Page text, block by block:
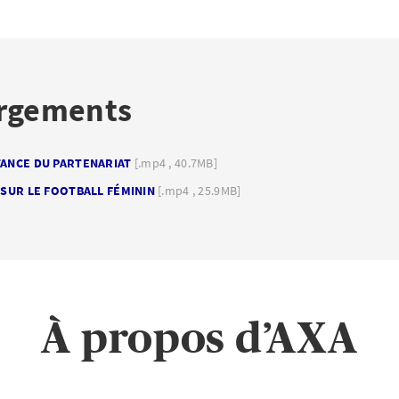
DU PARTENARIAT [.mp4 , 40.7MB]
LE FOOTBALL FÉMININ [.mp4 , 25.9MB]
À propos d’AXA